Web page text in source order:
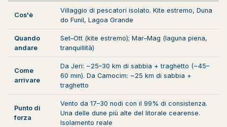
Cos'è
Villaggio di pescatori isolato. Kite estremo, Duna
do Funil, Lagoa Grande
Quando
andare
Set–Ott (kite estremo); Mar–Mag (laguna piena,
tranquillità)
Come
arrivare
Da Jeri: ~25–30 km di sabbia + traghetto (~45–
60 min). Da Camocim: ~25 km di sabbia +
traghetto
Punto di
forza
Vento da 17–30 nodi con il 99% di consistenza.
Una delle dune più alte del litorale cearense.
Isolamento reale